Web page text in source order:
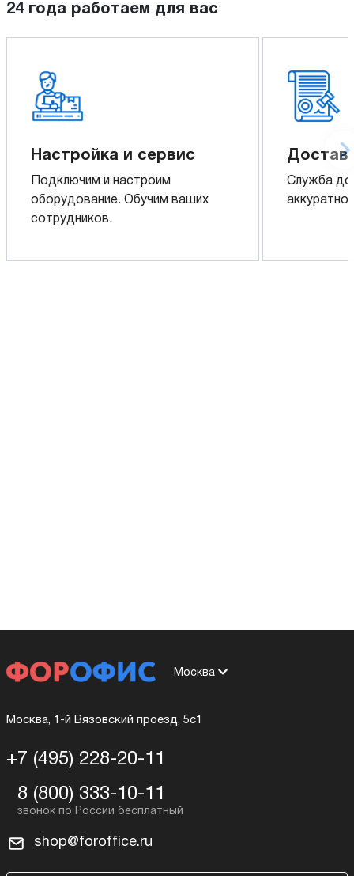
24 года работаем для вас
Настройка и сервис
Подключим и настроим
оборудование. Обучим ваших
сотрудников.
Служба
аккуратно
Москва
Москва, 1-й Вязовский проезд, 5с1
+7 (495) 228-20-11
8 (800) 333-10-11
shop@foroffice.ru